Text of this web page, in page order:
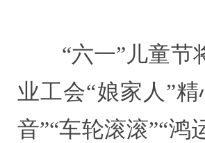
“六一”儿童节
业工会“娘家人”
音”“车轮滚滚”“